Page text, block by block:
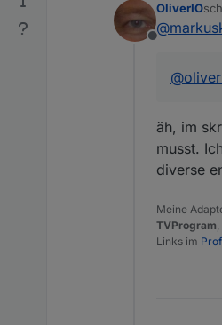
Offline
OliverIO
@
@
äh, im
musst.
diverse
Meine
TVProgram,
Links im